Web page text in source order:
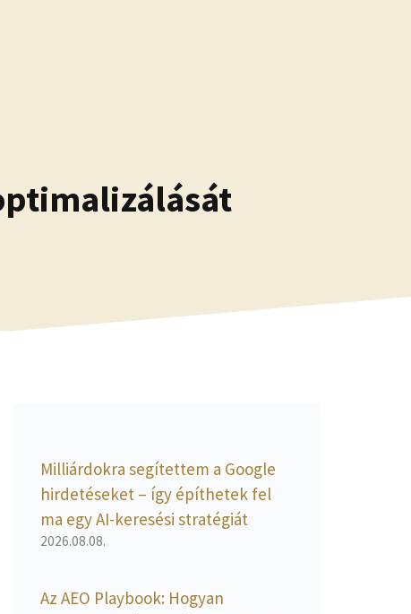
Milliárdokra segítettem a Google
hirdetéseket – így építhetek fel
ma egy AI-keresési stratégiát
2026.08.08.
Az AEO Playbook: Hogyan